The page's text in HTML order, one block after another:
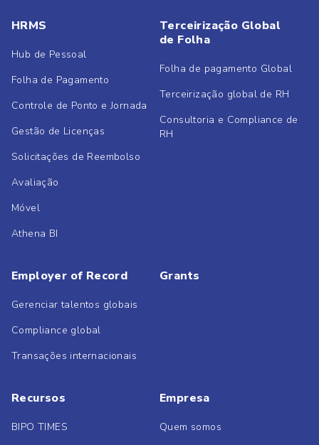
HRMS
Hub de Pessoal
Folha de Pagamento
Controle de Ponto e Jornada
Gestão de Licenças
Solicitações de Reembolso
Avaliação
Móvel
Athena BI
Terceirização Global
de Folha
Folha de pagamento Global
Terceirização global de RH
Consultoria e Compliance de
RH
Employer of Record
Gerenciar talentos globais
Compliance global
Transações internacionais
Grants
Recursos
BIPO TIMES
Empresa
Quem somos